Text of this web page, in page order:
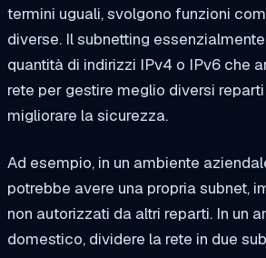
termini uguali, svolgono funzioni
diverse. Il subnetting
quantità di indirizzi IPv4 o IPv6 che
rete per gestire meglio diversi
migliorare la sicurezza.
Ad esempio, in un ambiente
potrebbe avere una propria subnet,
non autorizzati da altri reparti. In un
domestico, dividere la rete in due